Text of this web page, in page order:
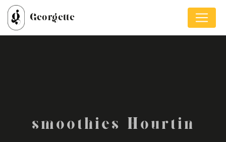
Georgette
smoothies Hourtin
Panneau de gestion des cookies